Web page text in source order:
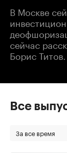
В Москве
сейчас
Борис Титов.
Все
За все время